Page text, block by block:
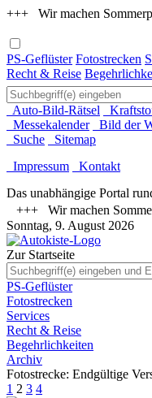
+++ Wir machen
PS-Geflüster Fotostrecken
Recht & Reise
Auto-Bild-Rätsel
Messekalender
Bild der
Suche
Sitemap
Impressum
Kontakt
Das unabhängige Portal
+++ Wir machen
Sonntag, 9. August 2026
Zur Startseite
PS-Geflüster
Fotostrecken
Services
Recht & Reise
Begehrlichkeiten
Archiv
Fotostrecke: Endgültige
1 2 3 4